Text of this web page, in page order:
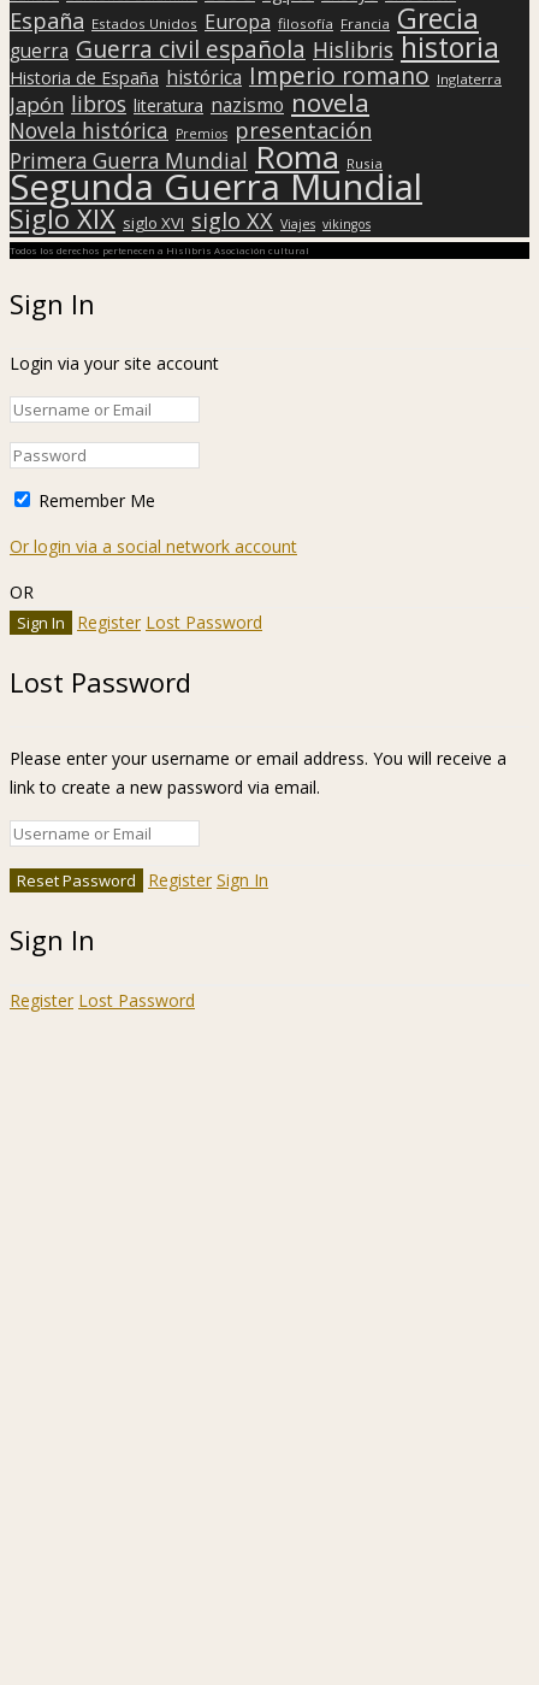
España Estados Unidos Europa filosofía Francia Grecia
guerra Guerra civil española Hislibris historia
Historia de España histórica Imperio romano Inglaterra
Japón libros literatura nazismo novela
Novela histórica Premios presentación
Primera Guerra Mundial Roma Rusia
Segunda Guerra Mundial
Siglo XIX siglo XVI siglo XX Viajes vikingos
Todos los derechos pertenecen a Hislibris Asociación cultural
Sign In
Login via your site account
Remember Me
Or login via a social network account
OR
Register Lost Password
Lost Password
Please enter your username or email address. You will receive a
link to create a new password via email.
Register Sign In
Sign In
Register Lost Password